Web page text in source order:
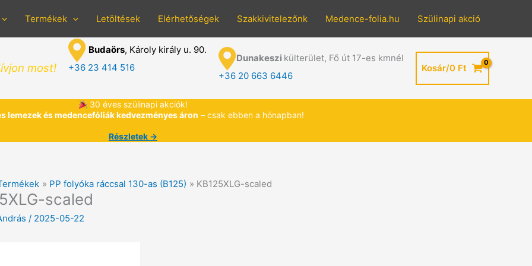
Termékek Letöltések Elérhetőségek Szakkivitelezőnk Medence-folia.hu Szülinapi akció
most!
Budaörs, Károly király u. 90.
+36 23 414 516
Dunakeszi külterület, Fő út 17-es kmnél
+36 20 663 6446
Kosár/0 Ft
30 éves szülinapi akciók!
lemezek és medencefóliák kedvezményes áron – csak ebben a hónapban!
Részletek →
PP folyóka ráccsal 130-as (B125) KB125XLG-scaled
scaled
/ 2025-05-22